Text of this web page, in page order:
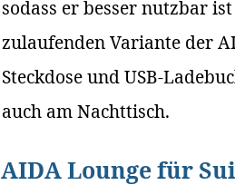
sodass er besser nutzbar
zulaufenden Variante der
Steckdose und USB-
auch am Nachttisch.
AIDA Lounge für